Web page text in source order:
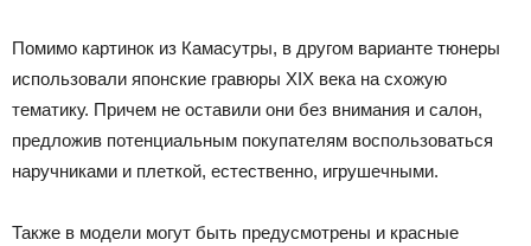
Помимо картинок из Камасутры, в другом варианте тюнеры
использовали японские гравюры XIX века на схожую
тематику. Причем не оставили они без внимания и салон,
предложив потенциальным покупателям воспользоваться
наручниками и плеткой, естественно, игрушечными.
Также в модели могут быть предусмотрены и красные